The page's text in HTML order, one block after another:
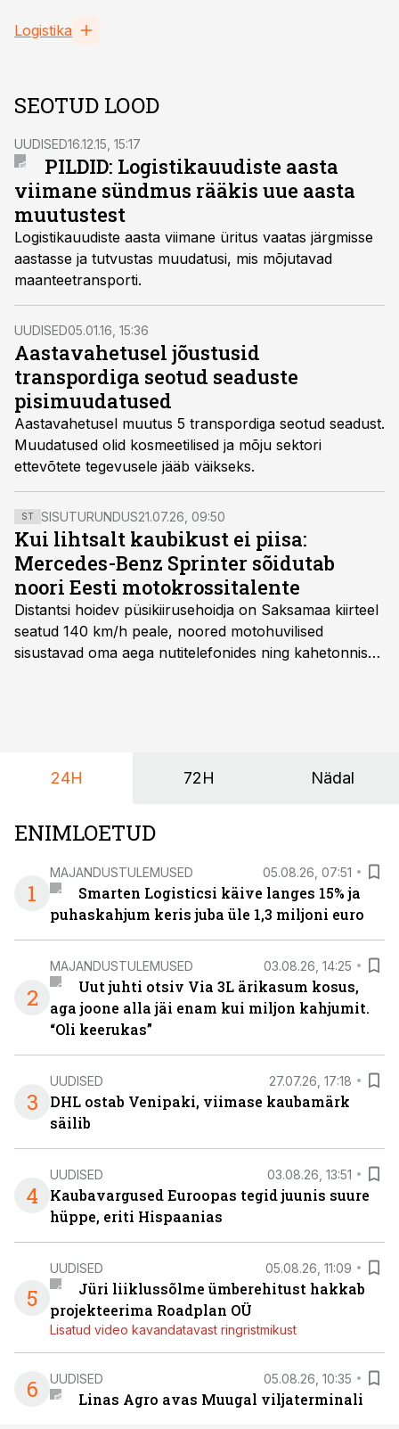
Logistika
SEOTUD LOOD
UUDISED16.12.15, 15:17
PILDID: Logistikauudiste aasta
viimane sündmus rääkis uue aasta
muutustest
Logistikauudiste aasta viimane üritus vaatas järgmisse
aastasse ja tutvustas muudatusi, mis mõjutavad
maanteetransporti.
UUDISED05.01.16, 15:36
Aastavahetusel jõustusid
transpordiga seotud seaduste
pisimuudatused
Aastavahetusel muutus 5 transpordiga seotud seadust.
Muudatused olid kosmeetilised ja mõju sektori
ettevõtete tegevusele jääb väikseks.
ST SISUTURUNDUS21.07.26, 09:50
Kui lihtsalt kaubikust ei piisa:
Mercedes-Benz Sprinter sõidutab
noori Eesti motokrossitalente
Distantsi hoidev püsikiirusehoidja on Saksamaa kiirteel
seatud 140 km/h peale, noored motohuvilised
sisustavad oma aega nutitelefonides ning kahetonnises
24H 72H Nädal
ENIMLOETUD
1
MAJANDUSTULEMUSED 05.08.26, 07:51
Smarten Logisticsi käive langes 15% ja
puhaskahjum keris juba üle 1,3 miljoni euro
2
MAJANDUSTULEMUSED 03.08.26, 14:25
Uut juhti otsiv Via 3L ärikasum kosus,
aga joone alla jäi enam kui miljon kahjumit.
“Oli keerukas”
3
UUDISED 27.07.26, 17:18
DHL ostab Venipaki, viimase kaubamärk
säilib
4
UUDISED 03.08.26, 13:51
Kaubavargused Euroopas tegid juunis suure
hüppe, eriti Hispaanias
5
UUDISED 05.08.26, 11:09
Jüri liiklussõlme ümberehitust hakkab
projekteerima Roadplan OÜ
Lisatud video kavandatavast ringristmikust
6 UUDISED 05.08.26, 10:35
Linas Agro avas Muugal viljaterminali